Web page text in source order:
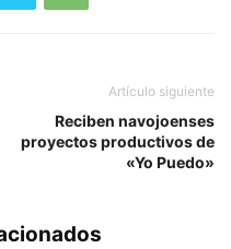
Artículo siguiente
Reciben navojoenses
proyectos productivos de
«Yo Puedo»